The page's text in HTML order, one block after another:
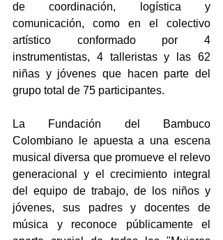
de coordinación, logística y
comunicación, como en el colectivo
artístico conformado por 4
instrumentistas, 4 talleristas y las 62
niñas y jóvenes que hacen parte del
grupo total de 75 participantes.
La Fundación del Bambuco
Colombiano le apuesta a una escena
musical diversa que promueve el relevo
generacional y el crecimiento integral
del equipo de trabajo, de los niños y
jóvenes, sus padres y docentes de
música y reconoce públicamente el